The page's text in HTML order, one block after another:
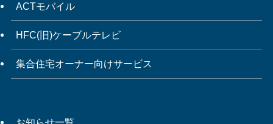
ACTモバイル
HFC(旧)ケーブルテレビ
集合住宅オーナー向けサービス